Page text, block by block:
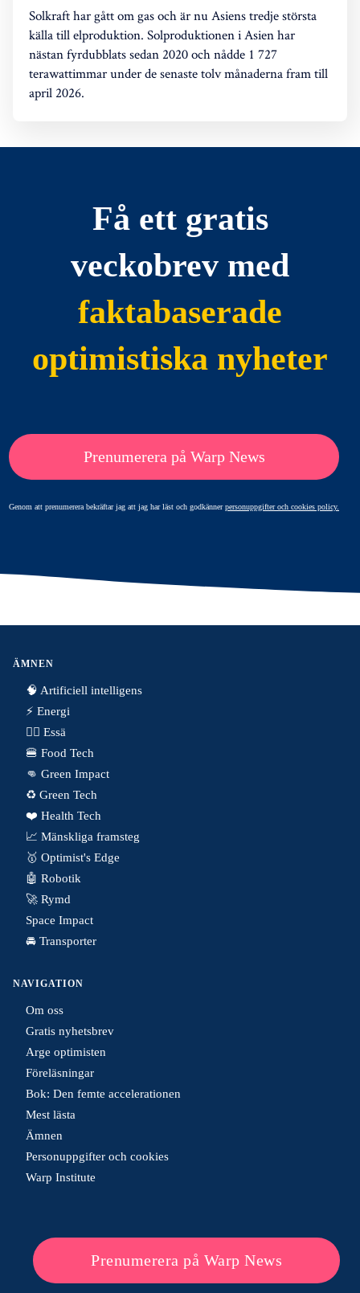
Solkraft har gått om gas och är nu Asiens tredje största
källa till elproduktion. Solproduktionen i Asien har
nästan fyrdubblats sedan 2020 och nådde 1 727
terawattimmar under de senaste tolv månaderna fram till
april 2026.
Få ett gratis
veckobrev med
faktabaserade
optimistiska nyheter
Prenumerera på Warp News
Genom att prenumerera bekräftar jag att jag har läst och godkännerpersonuppgifter och cookies policy.
ÄMNEN
🧠 Artificiell intelligens
⚡️ Energi
✍🏼 Essä
🍔 Food Tech
👊 Green Impact
♻️ Green Tech
❤️ Health Tech
📈 Mänskliga framsteg
🥇 Optimist's Edge
🤖 Robotik
🚀 Rymd
Space Impact
🚘 Transporter
NAVIGATION
Om oss
Gratis nyhetsbrev
Arge optimisten
Föreläsningar
Bok: Den femte accelerationen
Mest lästa
Ämnen
Personuppgifter och cookies
Warp Institute
Prenumerera på Warp News